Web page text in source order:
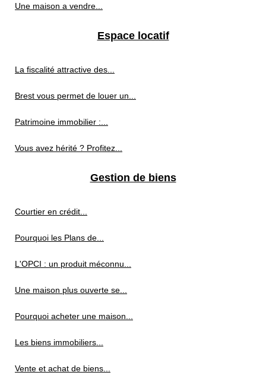
Une maison a vendre...
Espace locatif
La fiscalité attractive des...
Brest vous permet de louer un...
Patrimoine immobilier :...
Vous avez hérité ? Profitez...
Gestion de biens
Courtier en crédit...
Pourquoi les Plans de...
L'OPCI : un produit méconnu...
Une maison plus ouverte se...
Pourquoi acheter une maison...
Les biens immobiliers...
Vente et achat de biens...